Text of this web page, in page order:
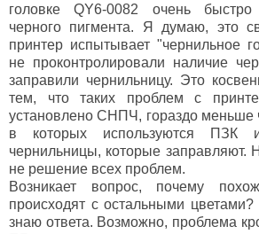
головке QY6-0082 очень
черного пигмента. Я думаю, это
принтер испытывает "чернильное
не проконтролировали наличие
заправили чернильницу. Это
тем, что таких проблем с
установлено СНПЧ, гораздо меньше
в которых используются ПЗК
чернильницы, которые
не решение всех проблем.
Возникает вопрос, почему
происходят с остальными
знаю ответа. Возможно, проблема